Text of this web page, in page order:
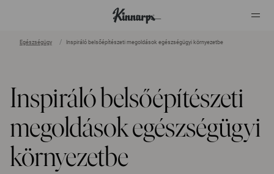
Egészségügy Inspiráló belsőépítészeti megoldások egészségügyi környezetbe
Inspiráló belsőépítészeti
megoldások egészségügyi
környezetbe